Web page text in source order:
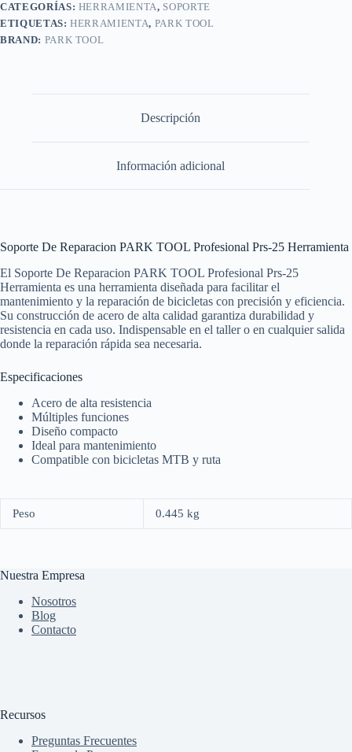
CATEGORÍAS: HERRAMIENTA, SOPORTE
ETIQUETAS:HERRAMIENTA, PARK TOOL
BRAND: PARK TOOL
Descripción
Información adicional
Soporte De Reparacion PARK TOOL Profesional Prs-25 Herramienta
El Soporte De Reparacion PARK TOOL Profesional Prs-25
Herramienta es una herramienta diseñada para facilitar el
mantenimiento y la reparación de bicicletas con precisión y eficiencia.
Su construcción de acero de alta calidad garantiza durabilidad y
resistencia en cada uso. Indispensable en el taller o en cualquier salida
donde la reparación rápida sea necesaria.
Especificaciones
Acero de alta resistencia
Múltiples funciones
Diseño compacto
Ideal para mantenimiento
Compatible con bicicletas MTB y ruta
Peso 0.445 kg
Nuestra Empresa
Nosotros
Blog
Contacto
Recursos
Preguntas Frecuentes